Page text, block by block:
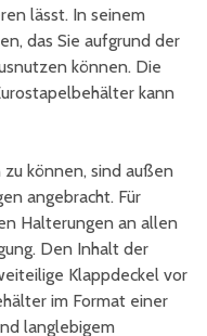
lässt. In seinem
das Sie aufgrund der
können. Die
kann
können, sind außen
angebracht. Für
Halterungen an allen
Den Inhalt der
Klappdeckel vor
im Format einer
langlebigem